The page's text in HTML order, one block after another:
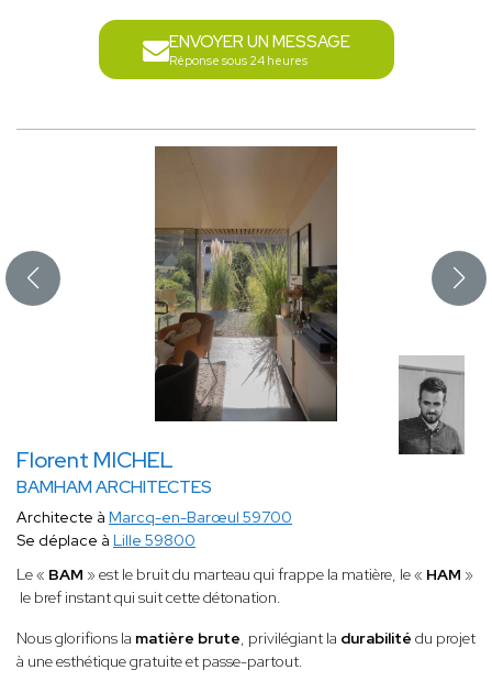
ENVOYER UN MESSAGE
Réponse sous 24 heures
Florent MICHEL
BAMHAM ARCHITECTES
Architecte à Marcq-en-Barœul 59700
Se déplace à Lille 59800
Le « BAM » est le bruit du marteau qui frappe la matière, le « HAM »
le bref instant qui suit cette détonation.
Nous glorifions la matière brute, privilégiant la durabilité du projet
à une esthétique gratuite et passe-partout.